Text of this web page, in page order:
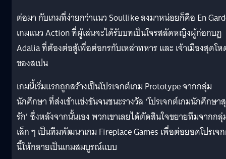
ต่อมา กับเกมที่ง่ายกว่าแนว Soullike ลงมาหน่อยก็คือ En
เกมแนว Action ที่ผู้เล่นจะได้รับบทเป็นโจรสลัดหญิงผู้ก่อกบฏ
Adalia ที่ต้องต่อสู้เพื่อต่อกรกับเหล่าทหาร และ เจ้าเมืองสุดโ
ของสเปน
เกมนี้เริ่มแรกถูกสร้างเป็นโปรเจกต์เกม Prototype จากกลุ่ม
นักศึกษา ที่ส่งเข้าแข่งขันจนชนะรางวัล ‘โปรเจกต์เกมนักศึกษา
รัก’ ซึ่งหลังจากนั้นเอง พวกเขาเลยได้ตัดสินใจขยายทีมจากกลุ่
เล็ก ๆ เป็นทีมพัฒนาเกม Fireplace Games เพื่อต่อยอดโปรเจ
นี้ให้กลายเป็นเกมสมบูรณ์แบบ